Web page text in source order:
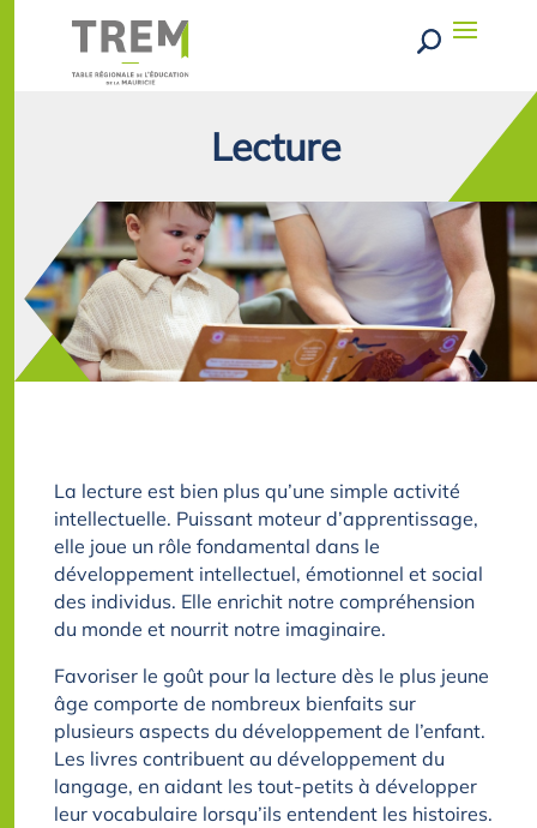
Lecture
La lecture est bien plus qu’une simple activité
intellectuelle. Puissant moteur d’apprentissage,
elle joue un rôle fondamental dans le
développement intellectuel, émotionnel et social
des individus. Elle enrichit notre compréhension
du monde et nourrit notre imaginaire.
Favoriser le goût pour la lecture dès le plus jeune
âge comporte de nombreux bienfaits sur
plusieurs aspects du développement de l’enfant.
Les livres contribuent au développement du
langage, en aidant les tout-petits à développer
leur vocabulaire lorsqu’ils entendent les histoires.